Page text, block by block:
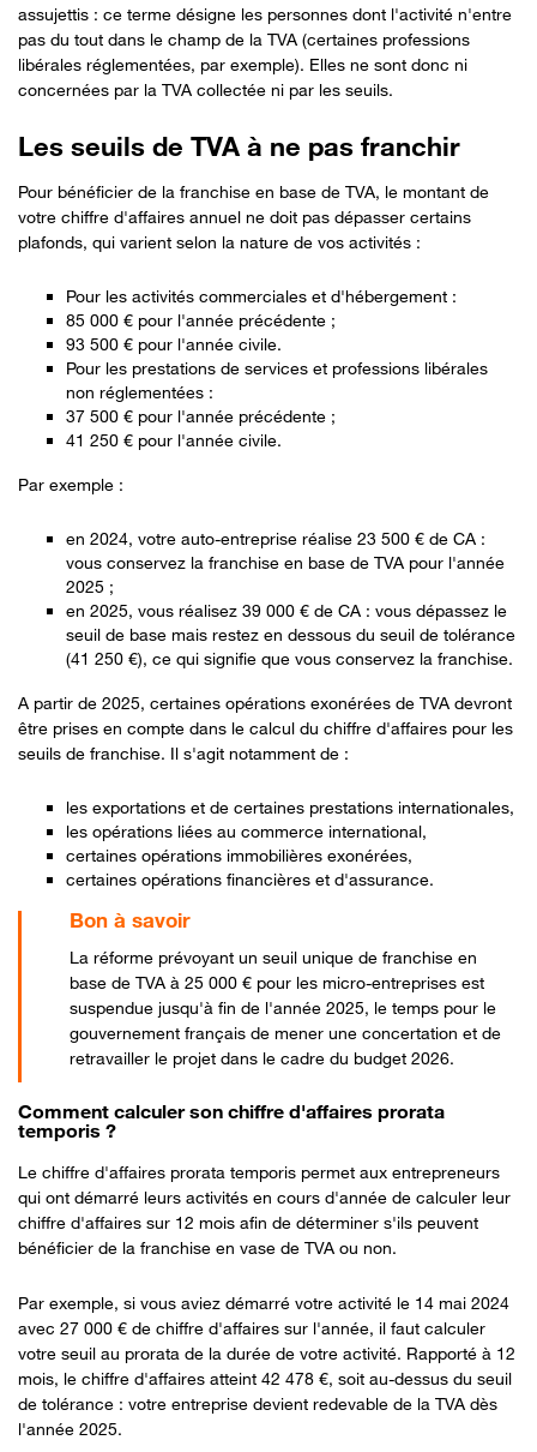
assujettis : ce terme désigne les personnes dont l'activité n'entre
pas du tout dans le champ de la TVA (certaines professions
libérales réglementées, par exemple). Elles ne sont donc ni
concernées par la TVA collectée ni par les seuils.
Les seuils de TVA à ne pas franchir
Pour bénéficier de la franchise en base de TVA, le montant de
votre chiffre d'affaires annuel ne doit pas dépasser certains
plafonds, qui varient selon la nature de vos activités :
Pour les activités commerciales et d'hébergement :
85 000 € pour l'année précédente ;
93 500 € pour l'année civile.
Pour les prestations de services et professions libérales
non réglementées :
37 500 € pour l'année précédente ;
41 250 € pour l'année civile.
Par exemple :
en 2024, votre auto-entreprise réalise 23 500 € de CA :
vous conservez la franchise en base de TVA pour l'année
2025 ;
en 2025, vous réalisez 39 000 € de CA : vous dépassez le
seuil de base mais restez en dessous du seuil de tolérance
(41 250 €), ce qui signifie que vous conservez la franchise.
A partir de 2025, certaines opérations exonérées de TVA devront
être prises en compte dans le calcul du chiffre d'affaires pour les
seuils de franchise. Il s'agit notamment de :
les exportations et de certaines prestations internationales,
les opérations liées au commerce international,
certaines opérations immobilières exonérées,
certaines opérations financières et d'assurance.
La réforme prévoyant un seuil unique de franchise en
base de TVA à 25 000 € pour les micro-entreprises est
suspendue jusqu'à fin de l'année 2025, le temps pour le
gouvernement français de mener une concertation et de
retravailler le projet dans le cadre du budget 2026.
Comment calculer son chiffre d'affaires prorata
temporis ?
Le chiffre d'affaires prorata temporis permet aux entrepreneurs
qui ont démarré leurs activités en cours d'année de calculer leur
chiffre d'affaires sur 12 mois afin de déterminer s'ils peuvent
bénéficier de la franchise en vase de TVA ou non.
Par exemple, si vous aviez démarré votre activité le 14 mai 2024
avec 27 000 € de chiffre d'affaires sur l'année, il faut calculer
votre seuil au prorata de la durée de votre activité. Rapporté à 12
mois, le chiffre d'affaires atteint 42 478 €, soit au-dessus du seuil
de tolérance : votre entreprise devient redevable de la TVA dès
l'année 2025.